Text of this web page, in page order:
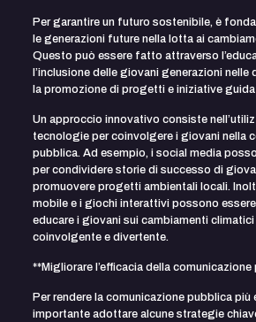
Per garantire un futuro sostenibile, è
le generazioni future nella lotta ai
Questo può essere fatto attraverso
l’inclusione delle giovani generazioni
la promozione di progetti e iniziative
Un approccio innovativo consiste
tecnologie per coinvolgere i giovani nella
pubblica. Ad esempio, i social media
per condividere storie di successo di
promuovere progetti ambientali locali.
mobile e i giochi interattivi possono
educare i giovani sui cambiamenti
coinvolgente e divertente.
**Migliorare l’efficacia della
Per rendere la comunicazione pubblica più
importante adottare alcune strategie